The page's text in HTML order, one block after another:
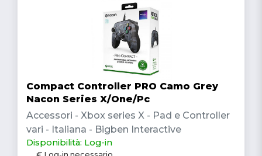
Compact Controller PRO Camo Grey
Nacon Series X/One/Pc
Accessori - Xbox series X - Pad e Controller
vari - Italiana - Bigben Interactive
Disponibilità: Log-in